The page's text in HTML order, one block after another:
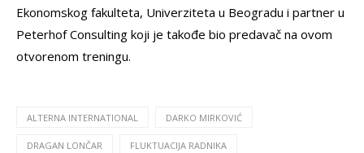
Ekonomskog fakulteta, Univerziteta u Beogradu i partner u
Peterhof Consulting koji je takođe bio predavač na ovom
otvorenom treningu.
ALTERNA INTERNATIONAL DARKO MIRKOVIĆ
DRAGAN LONČAR FLUKTUACIJA RADNIKA